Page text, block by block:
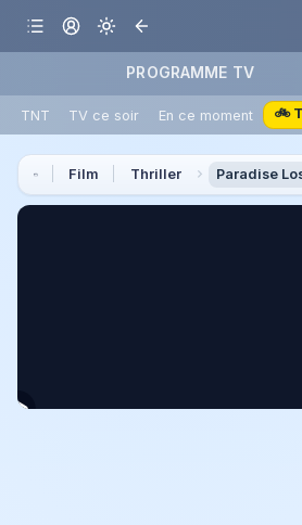
PROGRAMME TV
TNT TV ce soir En ce moment 🚲
Film Thriller Paradise